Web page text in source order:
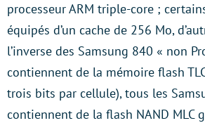
processeur ARM triple-core ;
équipés d’un cache de 256 Mo,
l’inverse des Samsung 840 « non
contiennent de la mémoire flash
trois bits par cellule), tous les
contiennent de la flash NAND MLC